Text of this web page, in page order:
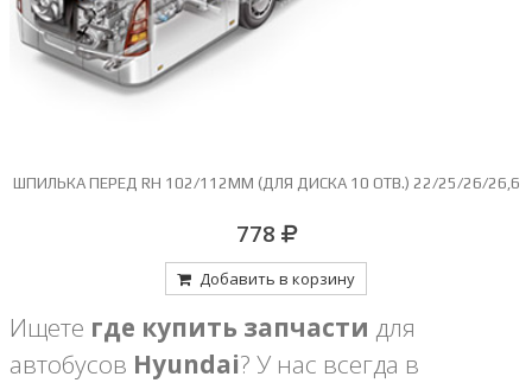
ШПИЛЬКА ПЕРЕД RH 102/112ММ (ДЛЯ ДИСКА 10 ОТВ.) 22/25/26/26,6
778
Добавить в корзину
Ищете где купить запчасти для
автобусов Hyundai? У нас всегда в